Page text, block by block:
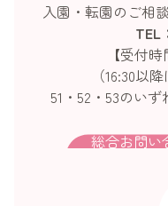
入園・転園のご相
TEL
【受付
（16:30以
51・52・53のい
総合お問い